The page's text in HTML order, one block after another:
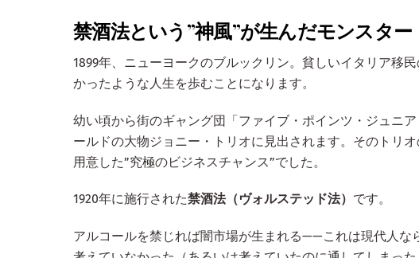
禁酒法という”神風”が生んだモンスター
1899年、ニューヨークのブルックリン。貧しいイタリア移
かったような人生を歩むことになります。
幼い頃から街のギャング団「ファイブ・ポインツ・ジュニ
ールドの大物ジョニー・トリオに見出されます。そのトリ
用意した”究極のビジネスチャンス”でした。
1920年に施行された禁酒法（ヴォルステッド法） です。
アルコールを禁じれば闇市場が生まれる——これは現代人